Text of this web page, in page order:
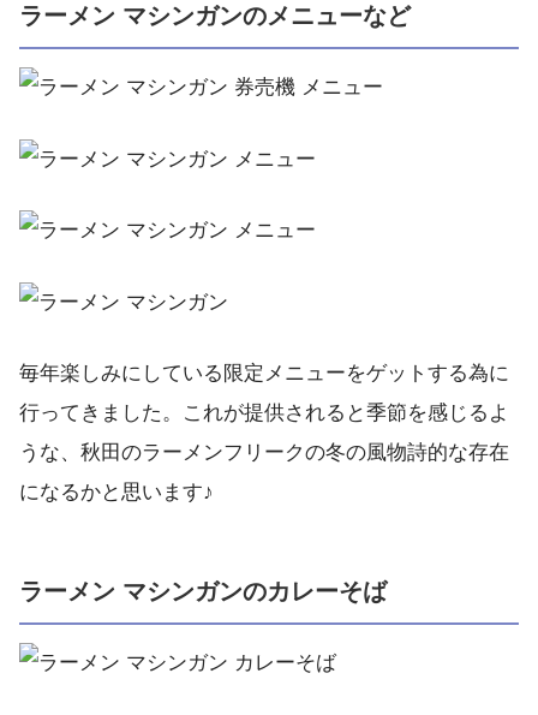
ラーメン マシンガンのメニューなど
毎年楽しみにしている限定メニューをゲットする為に
行ってきました。これが提供されると季節を感じるよ
うな、秋田のラーメンフリークの冬の風物詩的な存在
になるかと思います♪
ラーメン マシンガンのカレーそば